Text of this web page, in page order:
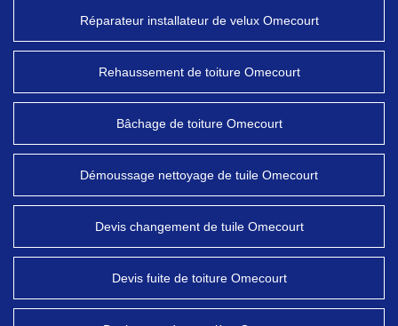
Réparateur installateur de velux Omecourt
Rehaussement de toiture Omecourt
Bâchage de toiture Omecourt
Démoussage nettoyage de tuile Omecourt
Devis changement de tuile Omecourt
Devis fuite de toiture Omecourt